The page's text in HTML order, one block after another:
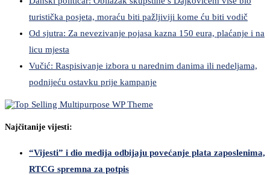
turistička posjeta, moraću biti pažljiviji kome ću biti vodič
Od sjutra: Za nevezivanje pojasa kazna 150 eura, plaćanje i na
licu mjesta
Vučić: Raspisivanje izbora u narednim danima ili nedeljama,
podnijeću ostavku prije kampanje
Najčitanije vijesti:
“Vijesti” i dio medija odbijaju povećanje plata zaposlenima,
RTCG spremna za potpis